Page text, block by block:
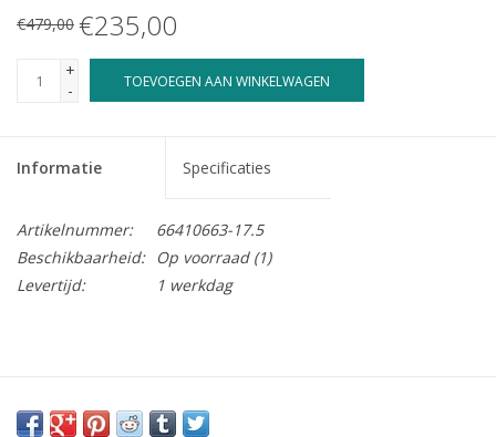
€479,00 €235,00
+
-
TOEVOEGEN AAN WINKELWAGEN
Informatie Specificaties
Artikelnummer:
66410663-17.5
Beschikbaarheid:
Op voorraad(1)
Levertijd:
1 werkdag